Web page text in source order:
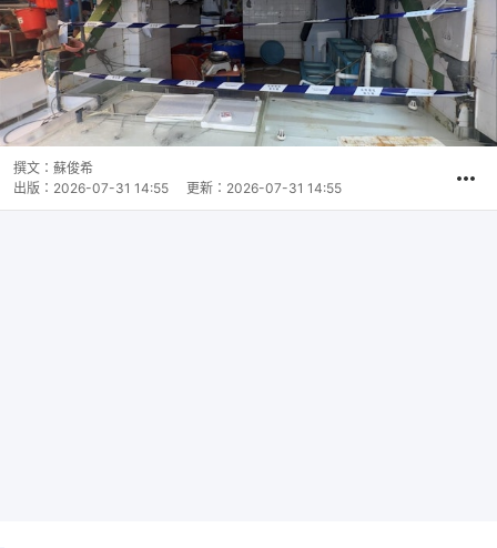
撰文： 蘇俊希
出版： 2026-07-31 14:55 更新： 2026-07-31 14:55